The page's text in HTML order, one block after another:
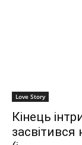
Love Story
Кінець